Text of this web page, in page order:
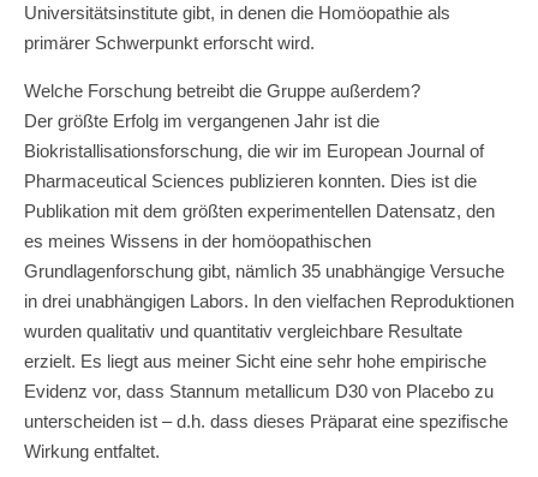
Universitätsinstitute gibt, in denen die Homöopathie als
primärer Schwerpunkt erforscht wird.
Welche Forschung betreibt die Gruppe außerdem?
Der größte Erfolg im vergangenen Jahr ist die
Biokristallisationsforschung, die wir im European Journal of
Pharmaceutical Sciences publizieren konnten. Dies ist die
Publikation mit dem größten experimentellen Datensatz, den
es meines Wissens in der homöopathischen
Grundlagenforschung gibt, nämlich 35 unabhängige Versuche
in drei unabhängigen Labors. In den vielfachen Reproduktionen
wurden qualitativ und quantitativ vergleichbare Resultate
erzielt. Es liegt aus meiner Sicht eine sehr hohe empirische
Evidenz vor, dass Stannum metallicum D30 von Placebo zu
unterscheiden ist – d.h. dass dieses Präparat eine spezifische
Wirkung entfaltet.